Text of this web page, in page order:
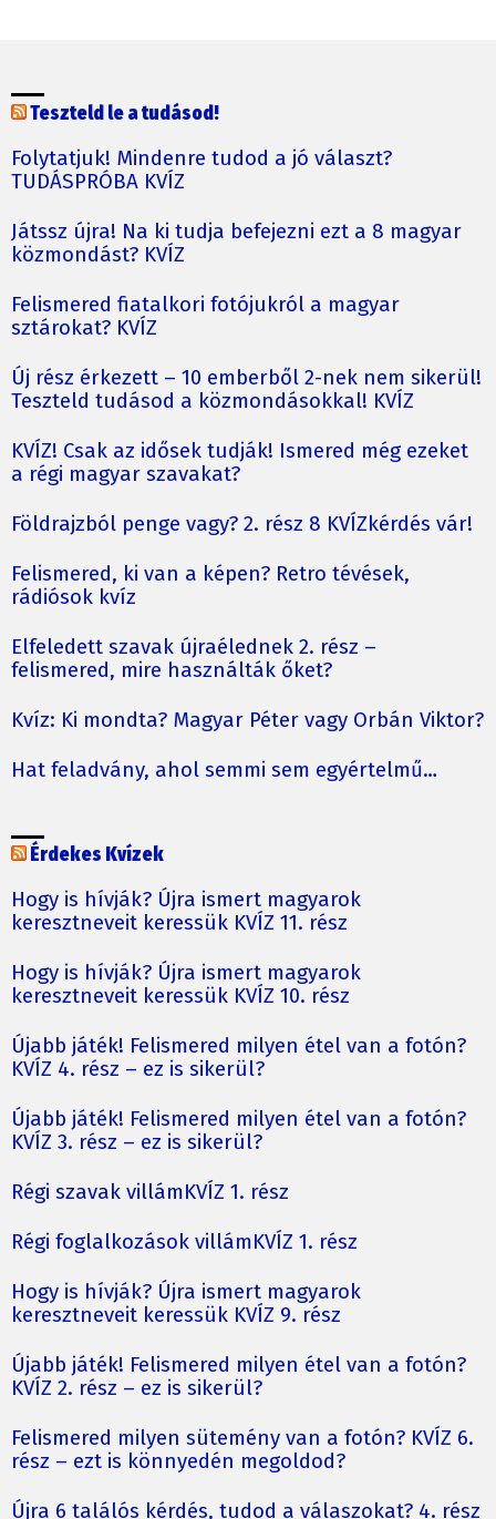
Teszteld le a tudásod!
Folytatjuk! Mindenre tudod a jó választ?
TUDÁSPRÓBA KVÍZ
Játssz újra! Na ki tudja befejezni ezt a 8 magyar
közmondást? KVÍZ
Felismered fiatalkori fotójukról a magyar
sztárokat? KVÍZ
Új rész érkezett – 10 emberből 2-nek nem sikerül!
Teszteld tudásod a közmondásokkal! KVÍZ
KVÍZ! Csak az idősek tudják! Ismered még ezeket
a régi magyar szavakat?
Földrajzból penge vagy? 2. rész 8 KVÍZkérdés vár!
Felismered, ki van a képen? Retro tévések,
rádiósok kvíz
Elfeledett szavak újraélednek 2. rész –
felismered, mire használták őket?
Kvíz: Ki mondta? Magyar Péter vagy Orbán Viktor?
Hat feladvány, ahol semmi sem egyértelmű…
Érdekes Kvízek
Hogy is hívják? Újra ismert magyarok
keresztneveit keressük KVÍZ 11. rész
Hogy is hívják? Újra ismert magyarok
keresztneveit keressük KVÍZ 10. rész
Újabb játék! Felismered milyen étel van a fotón?
KVÍZ 4. rész – ez is sikerül?
Újabb játék! Felismered milyen étel van a fotón?
KVÍZ 3. rész – ez is sikerül?
Régi szavak villámKVÍZ 1. rész
Régi foglalkozások villámKVÍZ 1. rész
Hogy is hívják? Újra ismert magyarok
keresztneveit keressük KVÍZ 9. rész
Újabb játék! Felismered milyen étel van a fotón?
KVÍZ 2. rész – ez is sikerül?
Felismered milyen sütemény van a fotón? KVÍZ 6.
rész – ezt is könnyedén megoldod?
Újra 6 találós kérdés, tudod a válaszokat? 4. rész